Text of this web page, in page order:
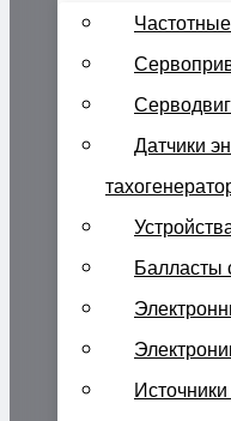
Датчики
Балласты